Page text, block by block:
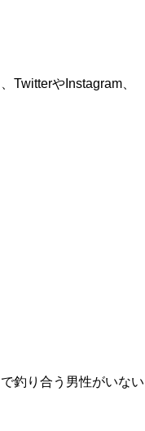
TwitterやInstagram、
釣り合う男性がいない